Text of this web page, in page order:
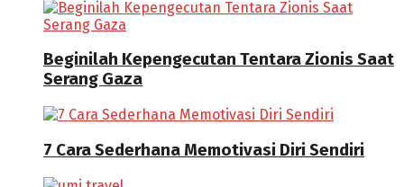
Beginilah Kepengecutan Tentara Zionis Saat
Serang Gaza
7 Cara Sederhana Memotivasi Diri Sendiri